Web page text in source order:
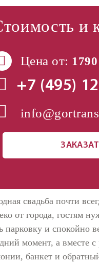
и
Цена от:
+7 (495)
свадьба почти
от города, гостям
парковку и спокойно
момент, а вместе
банкет и